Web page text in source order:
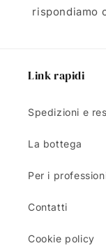
rispondiamo
Link rapidi
Spedizioni e
La bottega
Per i
Contatti
Cookie policy